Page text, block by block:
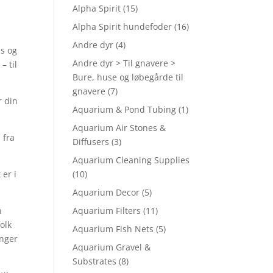
og
til
din
fra
er i
Alpha Spirit (15)
Alpha Spirit hundefoder (16)
Andre dyr (4)
Andre dyr > Til gnavere >
Bure, huse og løbegårde til
gnavere (7)
Aquarium & Pond Tubing (1)
Aquarium Air Stones &
Diffusers (3)
Aquarium Cleaning Supplies
(10)
Aquarium Decor (5)
Aquarium Filters (11)
Aquarium Fish Nets (5)
Aquarium Gravel &
Substrates (8)